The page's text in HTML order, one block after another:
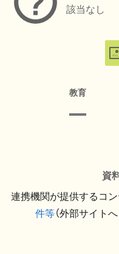
該当なし
教育
資
連携機関が提供するコン
件等（外部サイト